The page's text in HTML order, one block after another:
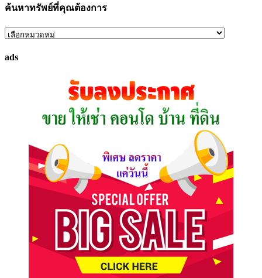
ค้นหาทรัพย์ที่คุณต้องการ
ค้นหา
ที่
ads